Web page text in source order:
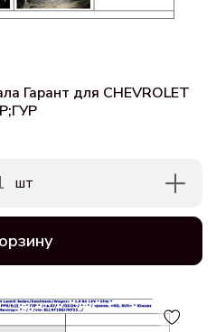
Гарант для CHEVROLET
шт